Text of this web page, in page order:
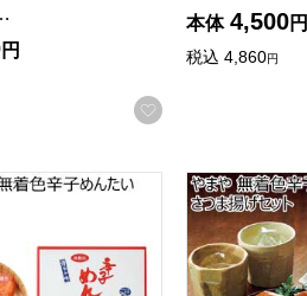
円
お気に入りに登録
本体 4,500円
税込 4,860円
無着色辛子めんたい【夏の贈り
やまや 無着